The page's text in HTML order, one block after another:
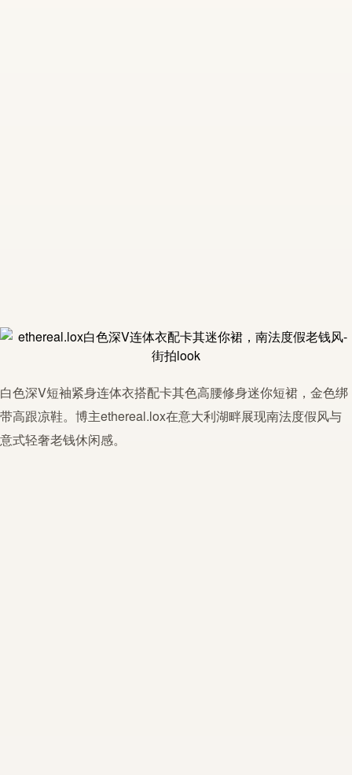
白色深V短袖紧身连体衣搭配卡其色高腰修身迷你短裙，金色绑
带高跟凉鞋。博主ethereal.lox在意大利湖畔展现南法度假风与
意式轻奢老钱休闲感。